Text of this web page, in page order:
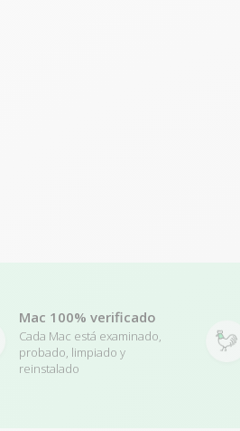
Mac 100% verificado
Cada Mac está examinado,
probado, limpiado y
reinstalado